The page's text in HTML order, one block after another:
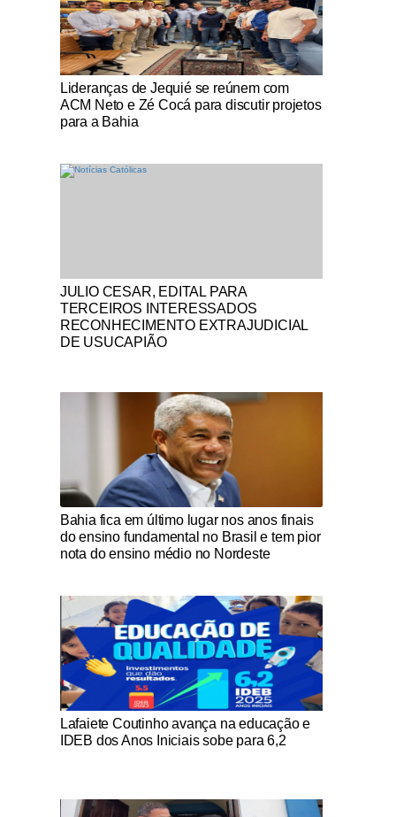
Notícias Católicas
Lideranças de Jequié se reúnem com
ACM Neto e Zé Cocá para discutir projetos
para a Bahia
Notícias Católicas
JULIO CESAR, EDITAL PARA
TERCEIROS INTERESSADOS
RECONHECIMENTO EXTRAJUDICIAL
DE USUCAPIÃO
Notícias Católicas
Bahia fica em último lugar nos anos finais
do ensino fundamental no Brasil e tem pior
nota do ensino médio no Nordeste
Notícias Católicas
Lafaiete Coutinho avança na educação e
IDEB dos Anos Iniciais sobe para 6,2